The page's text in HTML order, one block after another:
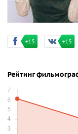
+15 +15
Рейтинг